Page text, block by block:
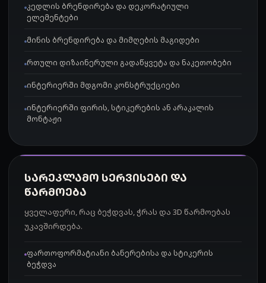
კედლის ბრენდირება და დეკორატიული
ელემენტები
მინის ბრენდირება და მიმღების მაგიდები
რთული დიზაინერული გადაწყვეტა და ნაკეთობები
ინტერიერში მდგომი კონსტრუქციები
ინტერიერში ფირის, სტიკერების ან არაკალის
მონტაჟი
ᲡᲐᲠᲔᲙᲚᲐᲛᲝ ᲡᲔᲠᲕᲘᲡᲔᲑᲘ ᲓᲐ
ᲬᲐᲠᲛᲝᲔᲑᲐ
ყველაფერი, რაც ბეჭდვას, ჭრას და 3D წარმოებას
უკავშირდება.
ფართოფორმატიანი ბანერებისა და სტიკერის
ბეჭდვა